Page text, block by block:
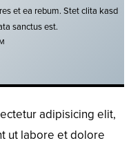
et ea rebum. Stet clita kasd
sanctus est.
adipisicing elit,
ut labore et dolore